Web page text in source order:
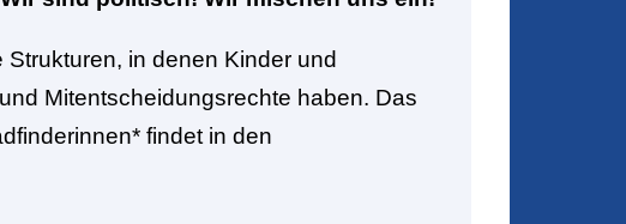
in denen Kinder und
Mitentscheidungsrechte haben. Das
findet in den